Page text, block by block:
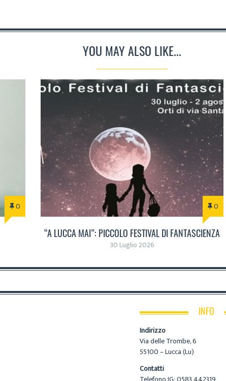
YOU MAY ALSO LIKE...
0 0
“A LUCCA MAI”: PICCOLO FESTIVAL DI FANTASCIENZA
30 Luglio 2026
INFO
Indirizzo
Via delle Trombe, 6
55100 – Lucca (Lu)
Contatti